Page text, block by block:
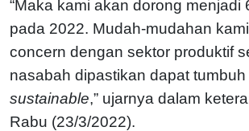
“Maka kami akan dorong menjadi
pada 2022. Mudah-mudahan
concern dengan sektor produktif
nasabah dipastikan dapat
sustainable,” ujarnya dalam
Rabu (23/3/2022).